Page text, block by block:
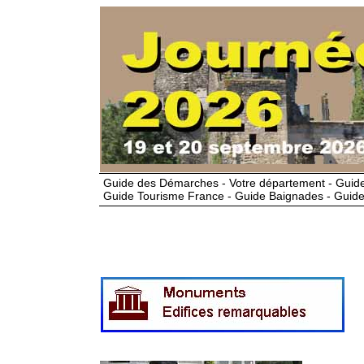
Guide des Démarches - Votre département -
Guide Tourisme France - Guide Baignades -